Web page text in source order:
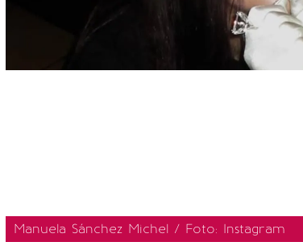
Manuela Sánchez Michel / Foto: Instagram